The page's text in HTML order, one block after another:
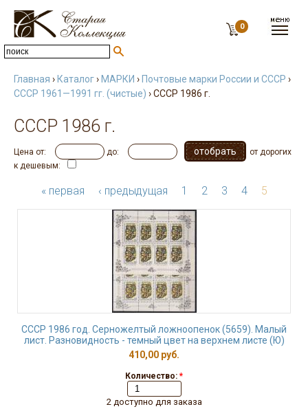
0
Главная › Каталог› МАРКИ › Почтовые марки России и СССР ›
СССР 1961—1991 гг. (чистые) › СССР 1986 г.
СССР 1986 г.
Цена от: до:
от дорогих
к дешевым:
« первая ‹ предыдущая 1 2 3 4 5
СССР 1986 год. Серножелтый ложноопенок (5659). Малый
лист. Разновидность - темный цвет на верхнем листе (Ю)
410,00 руб.
Количество: *
2 доступно для заказа